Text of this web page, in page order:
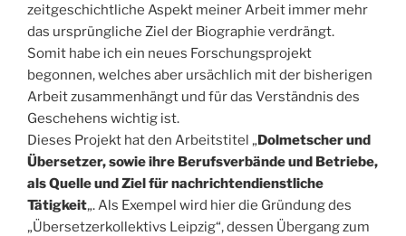
zeitgeschichtliche Aspekt meiner Arbeit immer mehr
das ursprüngliche Ziel der Biographie verdrängt.
Somit habe ich ein neues Forschungsprojekt
begonnen, welches aber ursächlich mit der bisherigen
Arbeit zusammenhängt und für das Verständnis des
Geschehens wichtig ist.
Dieses Projekt hat den Arbeitstitel „Dolmetscher und
Übersetzer, sowie ihre Berufsverbände und Betriebe,
als Quelle und Ziel für nachrichtendienstliche
Tätigkeit„. Als Exempel wird hier die Gründung des
„Übersetzerkollektivs Leipzig“, dessen Übergang zum